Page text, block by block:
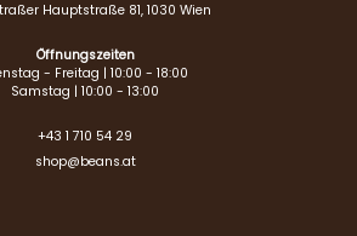
Hauptstraße 81, 1030 Wien
Öffnungszeiten
- Freitag | 10:00 - 18:00
Samstag | 10:00 - 13:00
+43 1 710 54 29
shop@beans.at